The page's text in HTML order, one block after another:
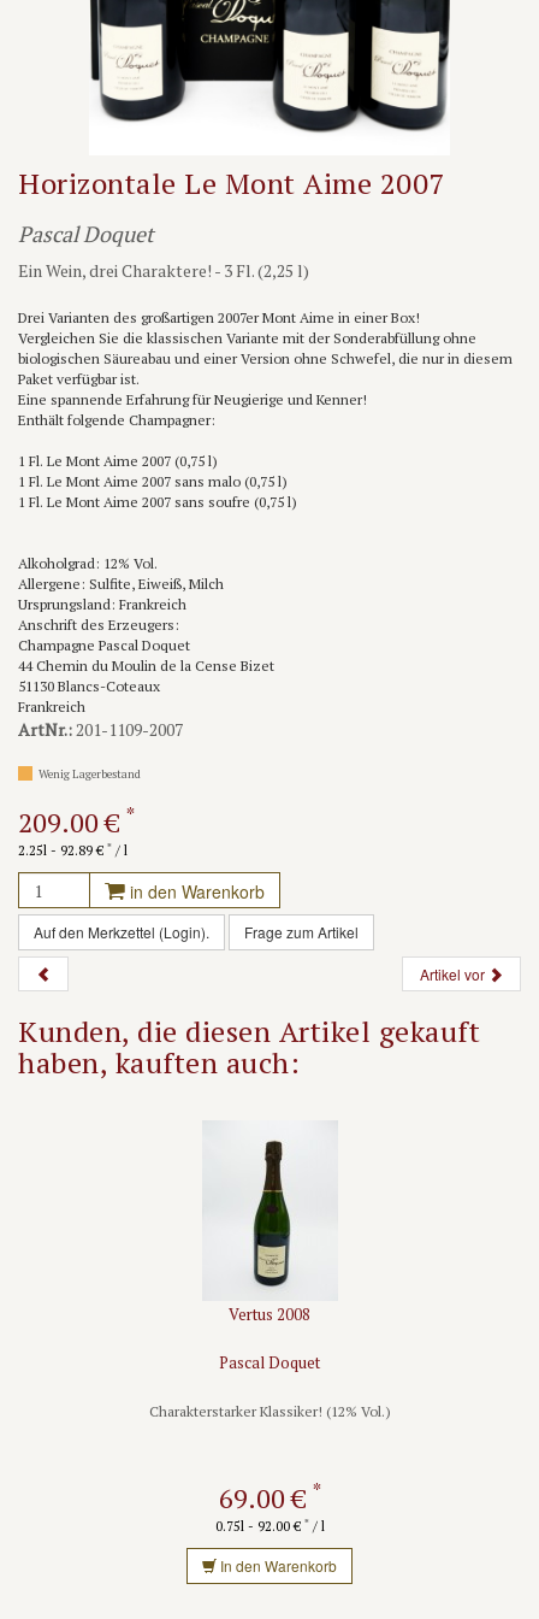
Horizontale Le Mont Aime 2007
Pascal Doquet
Ein Wein, drei Charaktere! - 3 Fl. (2,25 l)
Drei Varianten des großartigen 2007er Mont Aime in einer Box!
Vergleichen Sie die klassischen Variante mit der Sonderabfüllung ohne
biologischen Säureabau und einer Version ohne Schwefel, die nur in diesem
Paket verfügbar ist.
Eine spannende Erfahrung für Neugierige und Kenner!
Enthält folgende Champagner:
1 Fl. Le Mont Aime 2007 (0,75 l)
1 Fl. Le Mont Aime 2007 sans malo (0,75 l)
1 Fl. Le Mont Aime 2007 sans soufre (0,75 l)
Alkoholgrad: 12% Vol.
Allergene: Sulfite, Eiweiß, Milch
Ursprungsland: Frankreich
Anschrift des Erzeugers:
Champagne Pascal Doquet
44 Chemin du Moulin de la Cense Bizet
51130 Blancs-Coteaux
Frankreich
ArtNr.:201-1109-2007
Wenig Lagerbestand
209.00 € *
2.25l - 92.89 € * / l
in den Warenkorb
Auf den Merkzettel (Login). Frage zum Artikel
Artikel vor
Kunden, die diesen Artikel gekauft
haben, kauften auch:
Vertus 2008
Pascal Doquet
Charakterstarker Klassiker! (12% Vol.)
69.00 € *
0.75l - 92.00 € */ l
In den Warenkorb